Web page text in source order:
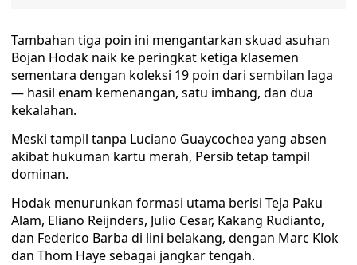
Tambahan tiga poin ini mengantarkan skuad asuhan
Bojan Hodak naik ke peringkat ketiga klasemen
sementara dengan koleksi 19 poin dari sembilan laga
— hasil enam kemenangan, satu imbang, dan dua
kekalahan.
Meski tampil tanpa Luciano Guaycochea yang absen
akibat hukuman kartu merah, Persib tetap tampil
dominan.
Hodak menurunkan formasi utama berisi Teja Paku
Alam, Eliano Reijnders, Julio Cesar, Kakang Rudianto,
dan Federico Barba di lini belakang, dengan Marc Klok
dan Thom Haye sebagai jangkar tengah.